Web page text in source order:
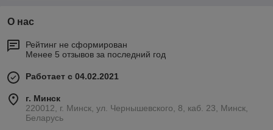
О нас
Рейтинг не сформирован
Менее 5 отзывов за последний год
Работает с 04.02.2021
г. Минск
220012, г. Минск, ул. Чернышевского, 8, каб. 23, Минск,
Беларусь